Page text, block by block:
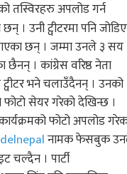
तस्विरहरु अपलोड गर्न
। उनी ट्वीटरमा पनि
छन् । जम्मा उनले ३ सय
। कांग्रेस वरिष्ठ नेता
भने चलाउँदैनन् । उनको
सेयर गरेको देखिन्छ ।
फोटो अपलोड
नामक फेसबुक
। पार्टी